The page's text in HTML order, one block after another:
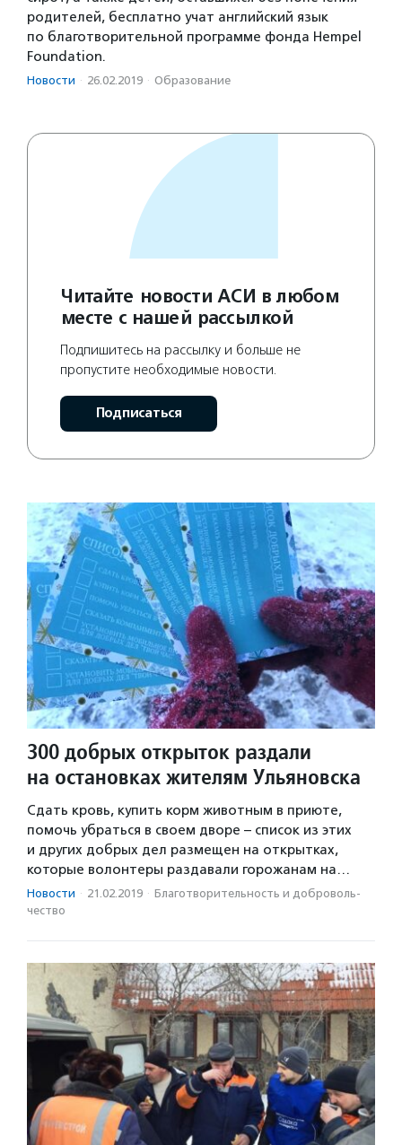
родителей, бесплатно учат английский язык
по благотворительной программе фонда Hempel
Foundation.
Новости · 26.02.2019 · Образование
Читайте новости АСИ в любом
месте с нашей рассылкой
Подпишитесь на рассылку и больше не
пропустите необходимые новости.
Подписаться
300 добрых открыток раздали
на остановках жителям Ульяновска
Сдать кровь, купить корм животным в приюте,
помочь убраться в своем дворе – список из этих
и других добрых дел размещен на открытках,
которые волонтеры раздавали горожанам на…
Новости · 21.02.2019 · Благотвори­тель­ность и доброволь­
чест­во